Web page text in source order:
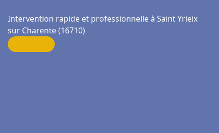
Intervention rapide et professionnelle à Saint Yrieix
sur Charente (16710)